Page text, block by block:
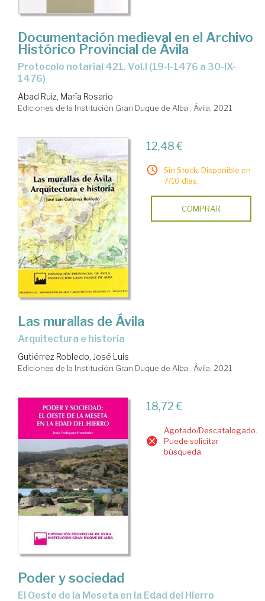
Documentación medieval en el Archivo
Histórico Provincial de Ávila
protocolo notarial 421. Vol.I (19-I-1476 a 30-IX-
1476)
Abad Ruiz, María Rosario
Ediciones de la Institución Gran Duque de Alba . Ávila, 2021
12,48 €
Sin Stock. Disponible en
7/10 días.
COMPRAR
Las murallas de Ávila
arquitectura e historia
Gutiérrez Robledo, José Luis
Ediciones de la Institución Gran Duque de Alba . Ávila, 2021
18,72 €
Agotado/Descatalogado.
Puede solicitar
búsqueda.
Poder y sociedad
el Oeste de la Meseta en la Edad del Hierro